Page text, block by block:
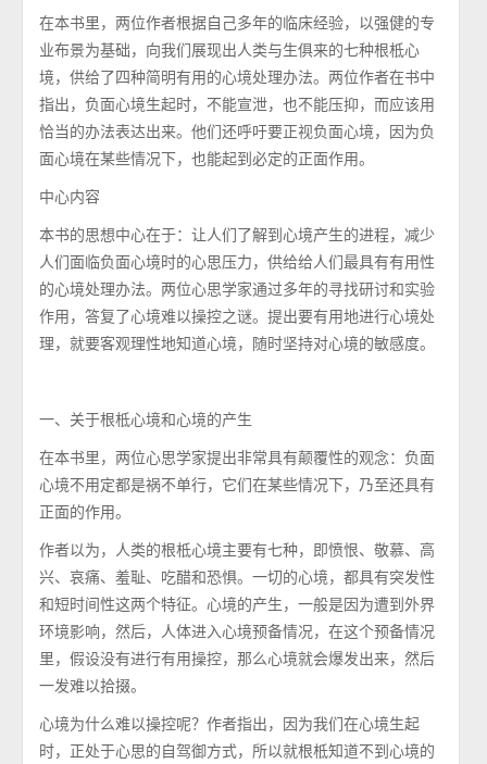
在本书里，两位作者根据自己多年的临床经验，以强健的专
业布景为基础，向我们展现出人类与生俱来的七种根柢心
境，供给了四种简明有用的心境处理办法。两位作者在书中
指出，负面心境生起时，不能宣泄，也不能压抑，而应该用
恰当的办法表达出来。他们还呼吁要正视负面心境，因为负
面心境在某些情况下，也能起到必定的正面作用。
中心内容
本书的思想中心在于：让人们了解到心境产生的进程，减少
人们面临负面心境时的心思压力，供给给人们最具有有用性
的心境处理办法。两位心思学家通过多年的寻找研讨和实验
作用，答复了心境难以操控之谜。提出要有用地进行心境处
理，就要客观理性地知道心境，随时坚持对心境的敏感度。
一、关于根柢心境和心境的产生
在本书里，两位心思学家提出非常具有颠覆性的观念：负面
心境不用定都是祸不单行，它们在某些情况下，乃至还具有
正面的作用。
作者以为，人类的根柢心境主要有七种，即愤恨、敬慕、高
兴、哀痛、羞耻、吃醋和恐惧。一切的心境，都具有突发性
和短时间性这两个特征。心境的产生，一般是因为遭到外界
环境影响，然后，人体进入心境预备情况，在这个预备情况
里，假设没有进行有用操控，那么心境就会爆发出来，然后
一发难以拾掇。
心境为什么难以操控呢？作者指出，因为我们在心境生起
时，正处于心思的自驾御方式，所以就根柢知道不到心境的